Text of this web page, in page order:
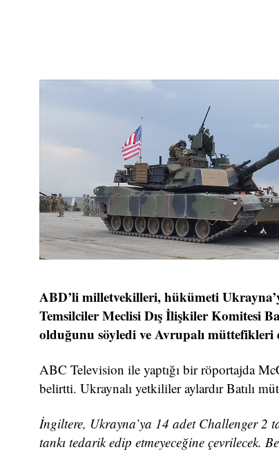
ABD’li milletvekilleri, hükümeti
Temsilciler Meclisi Dış İlişkiler Komitesi
olduğunu söyledi ve Avrupalı ​​müttefikleri
ABC Television ile yaptığı bir röportajda
belirtti. Ukraynalı yetkililer aylardır Batılı
İngiltere, Ukrayna’ya 14 adet Challenger 2
tankı tedarik edip etmeyeceğine çevrilecek.